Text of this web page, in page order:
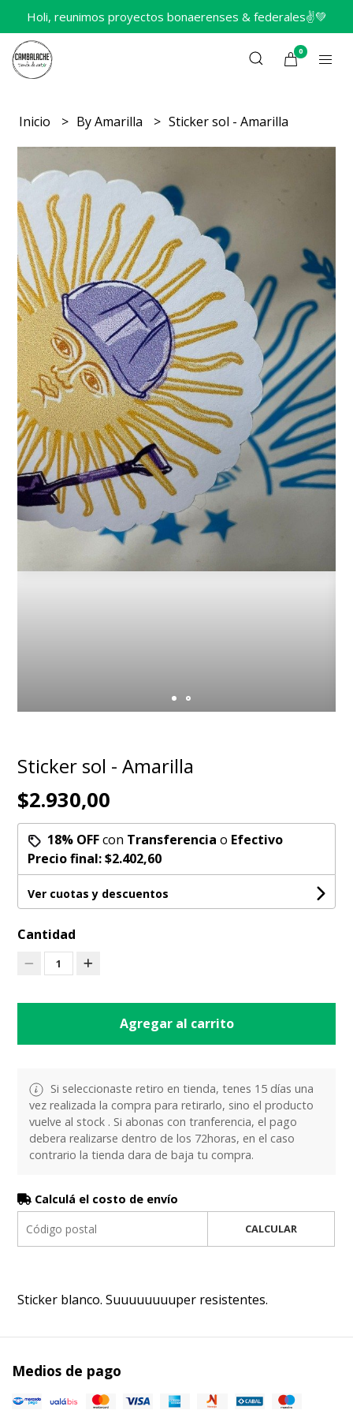
Holi, reunimos proyectos bonaerenses & federales✌️💚
0
Inicio By Amarilla Sticker sol - Amarilla
Sticker sol - Amarilla
$2.930,00
18% OFFcon Transferencia o Efectivo
Precio final:$2.402,60
Ver cuotas y descuentos
Cantidad
1
Agregar al carrito
Si seleccionaste retiro en tienda, tenes 15 días una
vez realizada la compra para retirarlo, sino el producto
vuelve al stock . Si abonas con tranferencia, el pago
debera realizarse dentro de los 72horas, en el caso
contrario la tienda dara de baja tu compra.
Calculá el costo de envío
CALCULAR
Sticker blanco. Suuuuuuuuper resistentes.
Medios de pago